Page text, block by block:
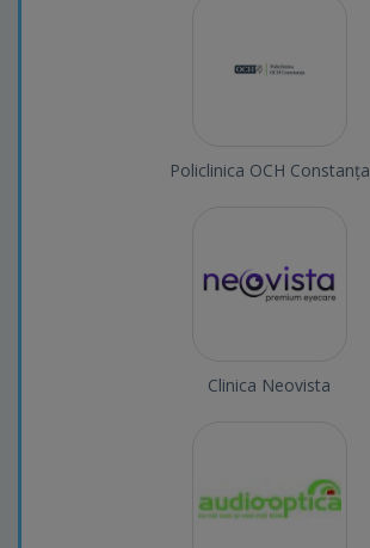
Policlinica OCH Constanța
Clinica Neovista